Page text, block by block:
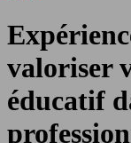
valoriser
éducatif